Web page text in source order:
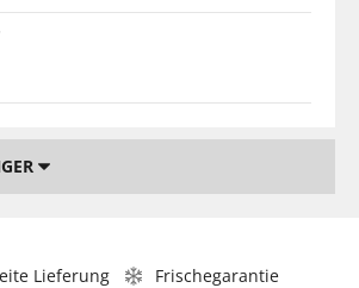
Lieferung
Frischegarantie